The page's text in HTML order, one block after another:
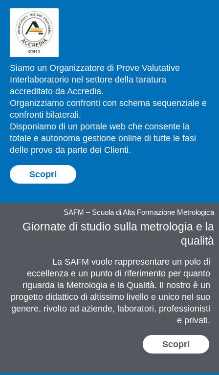
Siamo un Organizzatore di Prove Valutative
Interlaboratorio nel settore della taratura
accreditato da Accredia.
Organizziamo confronti con schema sequenziale e
confronti bilaterali.
Disponiamo di un portale web che consente la
totale e autonoma gestione online di tutte le fasi
delle prove da parte dei Clienti.
Scopri
SAFM – Scuola di Alta Formazione Metrologica
Giornate di studio sulla metrologia e la
qualità
La SAFM vuole rappresentare un polo di
eccellenza e un punto di riferimento per quanto
riguarda la Metrologia e la Qualità. Il nostro è un
progetto didattico di altissimo livello e unico nel suo
genere, rivolto ad aziende, laboratori, professionisti
e privati.
Scopri